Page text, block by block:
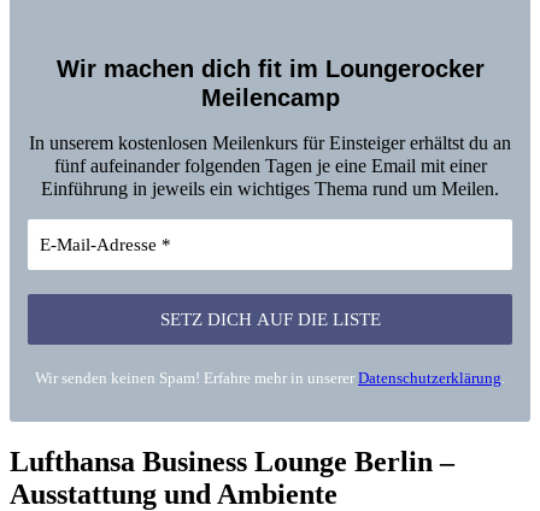
Wir machen dich fit im Loungerocker
Meilencamp
In unserem kostenlosen Meilenkurs für Einsteiger erhältst du an
fünf aufeinander folgenden Tagen je eine Email mit einer
Einführung in jeweils ein wichtiges Thema rund um Meilen.
Wir senden keinen Spam! Erfahre mehr in unserer Datenschutzerklärung
Lufthansa Business Lounge Berlin –
Ausstattung und Ambiente